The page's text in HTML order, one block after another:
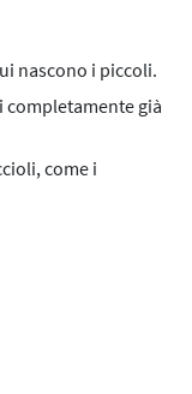
nascono i piccoli.
completamente già
come i